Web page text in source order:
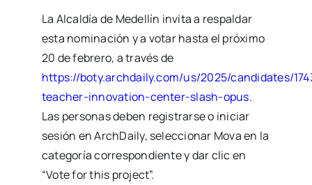
La Alcaldía de Medellín invita a respaldar
esta nominación y a votar hasta el próximo
20 de febrero, a través de
https://boty.archdaily.com/us/2025/candidates/
teacher-innovation-center-slash-opus.
Las personas deben registrarse o iniciar
sesión en ArchDaily, seleccionar Mova en la
categoría correspondiente y dar clic en
“Vote for this project”.